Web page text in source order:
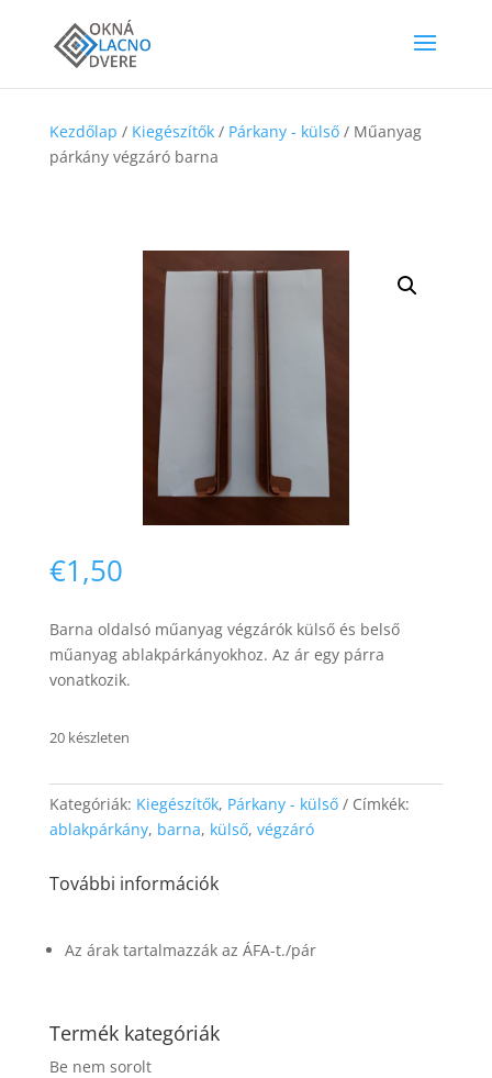
Kezdőlap / Kiegészítők/ Párkany - külső/ Műanyag
párkány végzáró barna
€1,50
Barna oldalsó műanyag végzárók külső és belső
műanyag ablakpárkányokhoz. Az ár egy párra
vonatkozik.
20 készleten
Kategóriák: Kiegészítők, Párkany - külső
Címkék:
ablakpárkány, barna, külső, végzáró
További információk
Az árak tartalmazzák az ÁFA-t./pár
Termék kategóriák
Be nem sorolt
Necessary
the website
to function.
us to